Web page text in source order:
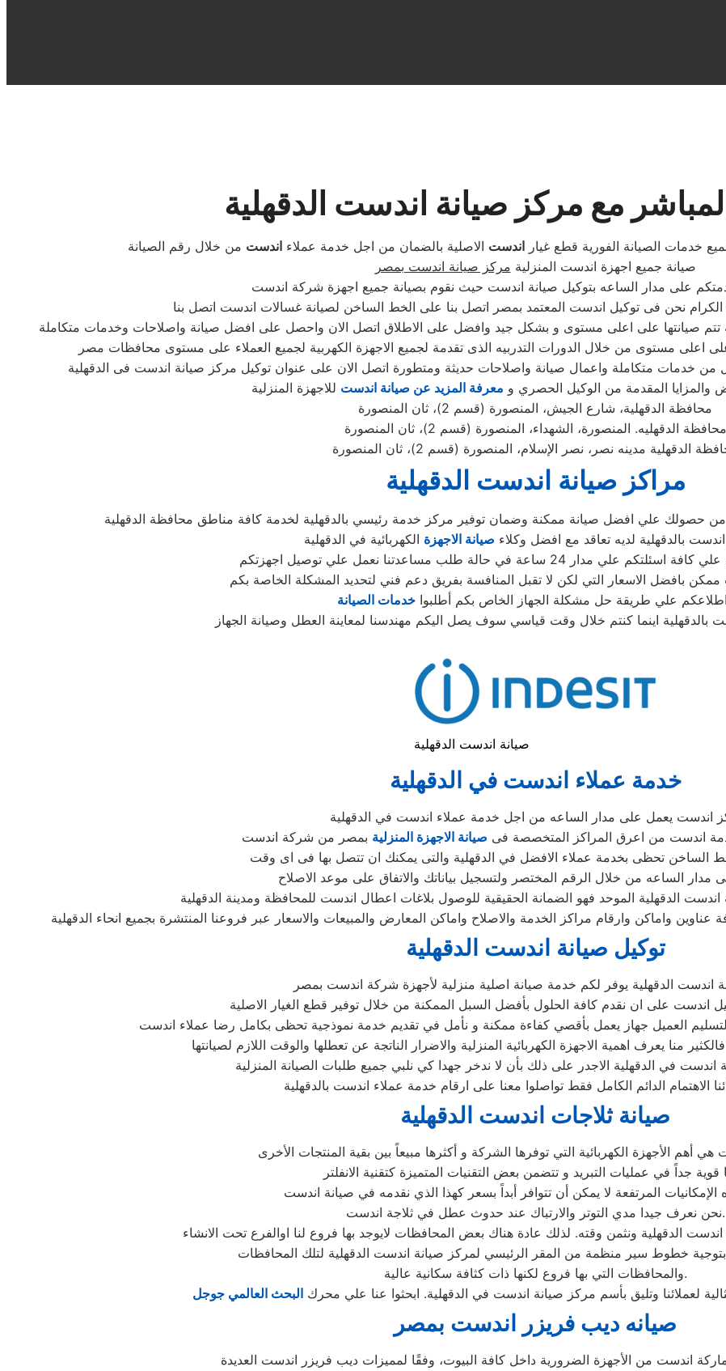
مع مركز صيانة اندست الدقهلية
خدمات الصيانة الفورية قطع غياراندست الاصلية بالضمان من اجل خدمة عملاءاندست من خلال رقم الصيانة
صيانة جميع اجهزة اندست المنزلية مركز صيانة اندست بمصر
على مدار الساعه بتوكيل صيانة اندست حيث نقوم بصيانة جميع اجهزة شركة اندست
تتم صيانتها على اعلى مستوى و بشكل جيد وافضل على الاطلاق اتصل الان واحصل على افضل صيانة واصلاحات وخدمات متكاملة
اعلى مستوى من خلال الدورات التدربيه الذى تقدمة لجميع الاجهزة الكهربية لجميع العملاء على مستوى محافظات مصر
من خدمات متكاملة واعمال صيانة واصلاحات حديثة ومتطورة اتصل الان على عنوان توكيل مركز صيانة اندست فى الدقهلية
المقدمة من الوكيل الحصري و معرفة المزيد عن صيانة اندست للاجهزة المنزلية
محافظة الدقهلية، شارع الجيش، المنصورة (قسم 2)، ثان المنصورة
محافظة الدقهليه. المنصورة، الشهداء، المنصورة (قسم 2)، ثان المنصورة
الدقهلية مدينه نصر، نصر الإسلام، المنصورة (قسم 2)، ثان المنصورة
مراكز صيانة اندست الدقهلية
من حصولك علي افضل صيانة ممكنة وضمان توفير مركز خدمة رئيسي بالدقهلية لخدمة كافة مناطق محافظة الدقهلية
بالدقهلية لديه تعاقد مع افضل وكلاء صيانة الاجهزة الكهربائية في الدقهلية
24 ساعة في حالة طلب مساعدتنا نعمل علي توصيل اجهزتكم
بافضل الاسعار التي لكن لا تقبل المنافسة بفريق دعم فني لتحديد المشكلة الخاصة بكم
علي طريقة حل مشكلة الجهاز الخاص بكم أطلبواخدمات الصيانة
صيانة اندست الدقهلية
خدمة عملاء اندست في الدقهلية
اندست يعمل على مدار الساعه من اجل خدمة عملاء اندست في الدقهلية
اندست من اعرق المراكز المتخصصة فى صيانة الاجهزة المنزلية بمصر من شركة اندست
الساخن تحظى بخدمة عملاء الافضل في الدقهلية والتى يمكنك ان تتصل بها فى اى وقت
مدار الساعه من خلال الرقم المختصر ولتسجيل بياناتك والاتفاق على موعد الاصلاح
الدقهلية الموحد فهو الضمانة الحقيقية للوصول بلاغات اعطال اندست للمحافظة ومدينة الدقهلية
واماكن وارقام مراكز الخدمة والاصلاح واماكن المعارض والمبيعات والاسعار عبر فروعنا المنتشرة بجميع انحاء الدقهلية
توكيل صيانة اندست الدقهلية
اندست الدقهلية يوفر لكم خدمة صيانة اصلية منزلية لأجهزة شركة اندست بمصر
اندست على ان نقدم كافة الحلول بأفضل السبل الممكنة من خلال توفير قطع الغيار الاصلية
لتسليم العميل جهاز يعمل بأقصي كفاءة ممكنة و نأمل في تقديم خدمة نموذجية تحظى بكامل رضا عملاء اندست
منا يعرف اهمية الاجهزة الكهربائية المنزلية والاضرار الناتجة عن تعطلها والوقت اللازم لصيانتها
في الدقهلية الاجدر على ذلك بأن لا ندخر جهدا كي نلبي جميع طلبات الصيانة المنزلية
الاهتمام الدائم الكامل فقط تواصلوا معنا على ارقام خدمة عملاء اندست بالدقهلية
صيانة ثلاجات اندست الدقهلية
الإمكانيات المرتفعة لا يمكن أن تتوافر أبداً بسعر كهذا الذي نقدمه في صيانة اندست
نحن نعرف جيدا مدي التوتر والارتباك عند حدوث عطل في ثلاجة اندست.
والمحافظات التي بها فروع لكنها ذات كثافة سكانية عالية.
لعملائنا وتليق بأسم مركز صيانة اندست في الدقهلية. ابحثوا عنا علي محرك البحث العالمي جوجل
صيانه ديب فريزر اندست بمصر